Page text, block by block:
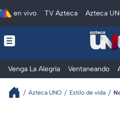
en vivo TV Azteca Azteca
Venga La Alegría Ventaneando
Azteca UNO Estilo de vida